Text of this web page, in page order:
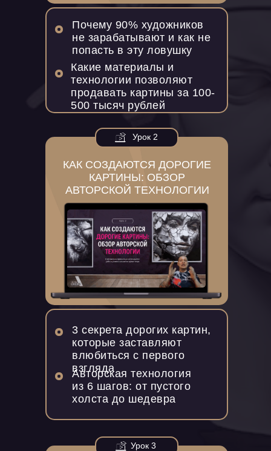
Какие материалы и
технологии позволяют
продавать картины за 100-
500 тысяч рублей
Почему 90% художников
не зарабатывают и как не
попасть в эту ловушку
Урок 3
Авторская технология
из 6 шагов: от пустого
холста до шедевра
3 секрета дорогих картин,
которые заставляют
влюбиться с первого
взгляда
КАК СОЗДАЮТСЯ ДОРОГИЕ
КАРТИНЫ: ОБЗОР
АВТОРСКОЙ ТЕХНОЛОГИИ
Урок 2